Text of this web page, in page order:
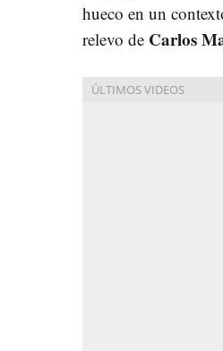
hueco en un
relevo de Carlos